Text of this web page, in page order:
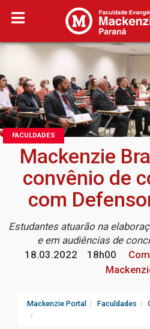
FACULDADES
Mackenzie
convênio de
com
Estudantes atuarão na
e em audiências de
18.03.2022
18h00
Mackenzie Portal Faculdades